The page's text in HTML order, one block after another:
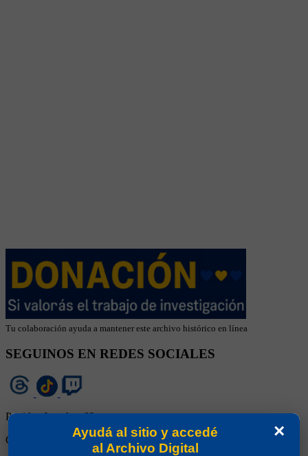
Tu colaboración ayuda a mantener este archivo histórico en línea
SEGUINOS EN REDES SOCIALES
Partidos Jugados:82
Goles Convertidos:28 (0.34)
×
Ayudá al sitio y accedé
al Archivo Digital